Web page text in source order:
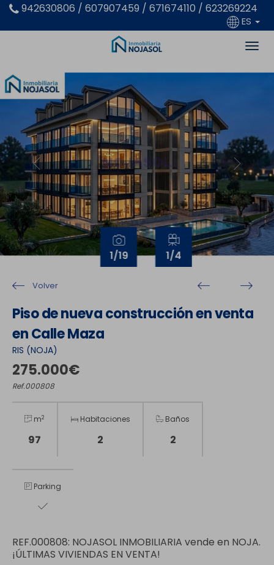
942630806 / 607907459 / 671674110 / 623269224
ES
1/19 1/4
Previous Next
Volver
Piso de nueva construcción en venta
en Calle Maza
RIS (NOJA)
275.000€
Ref.000808
m2
97
Habitaciones
2
Baños
2
Parking
REF.000808: NOJASOL INMOBILIARIA vende en NOJA.
¡ÚLTIMAS VIVIENDAS EN VENTA!